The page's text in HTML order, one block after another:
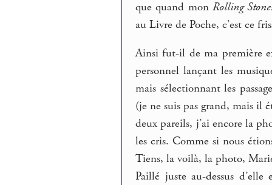
que quand mon Rolling
au Livre de Poche, c’est ce
Ainsi fut-il de ma première
personnel lançant les
mais sélectionnant les
(je ne suis pas grand, mais il
deux pareils, j’ai encore la
les cris. Comme si nous
Tiens, la voilà, la photo,
Paillé juste au-dessus